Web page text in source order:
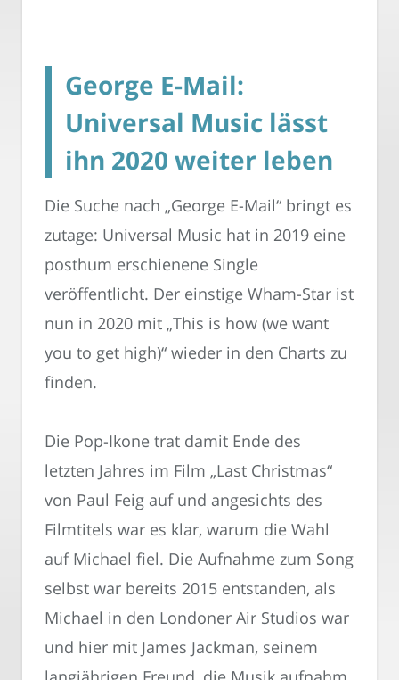
George E-Mail:
Universal Music lässt
ihn 2020 weiter leben
Die Suche nach „George E-Mail“ bringt es
zutage: Universal Music hat in 2019 eine
posthum erschienene Single
veröffentlicht. Der einstige Wham-Star ist
nun in 2020 mit „This is how (we want
you to get high)“ wieder in den Charts zu
finden.
Die Pop-Ikone trat damit Ende des
letzten Jahres im Film „Last Christmas“
von Paul Feig auf und angesichts des
Filmtitels war es klar, warum die Wahl
auf Michael fiel. Die Aufnahme zum Song
selbst war bereits 2015 entstanden, als
Michael in den Londoner Air Studios war
und hier mit James Jackman, seinem